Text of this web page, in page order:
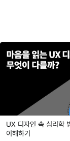
UX 디자인 속 심리학
이해하기